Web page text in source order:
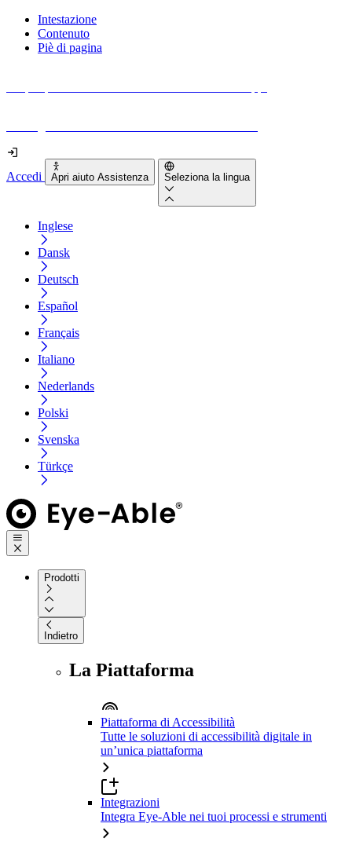
Intestazione
Contenuto
Piè di pagina
Accedi Apri aiuto Assistenza Seleziona la lingua
Inglese
Dansk
Deutsch
Español
Français
Italiano
Nederlands
Polski
Svenska
Türkçe
Prodotti
Indietro
La Piattaforma
Piattaforma di Accessibilità
Tutte le soluzioni di accessibilità digitale in
un’unica piattaforma
Integrazioni
Integra Eye-Able nei tuoi processi e strumenti